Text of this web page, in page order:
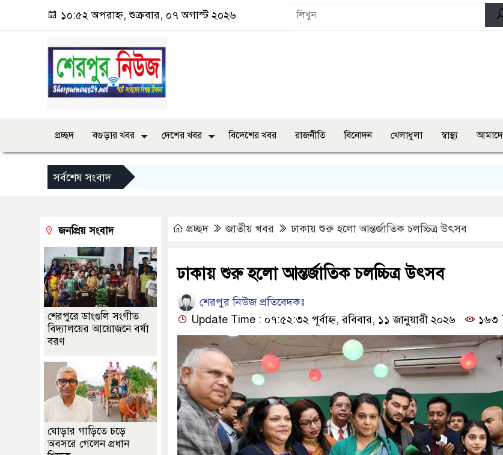
১০:৫২ অপরাহ্ন, শুক্রবার, ০৭ অগাস্ট ২০২৬
প্রচ্ছদ বগুড়ার খবর দেশের খবর বিদেশের খবর রাজনীতি বিনোদন খেলাধুলা স্বাস্থ্য
সর্বশেষ সংবাদ
প্রচ্ছদ জাতীয় খবর ঢাকায় শুরু হলো আন্তর্জাতিক চলচ্চিত্র উৎসব
ঢাকায় শুরু হলো আন্তর্জাতিক চলচ্চিত্র উৎসব
শেরপুর নিউজ প্রতিবেদকঃ
Update Time : ০৭:৫২:৩২ পূর্বাহ্ন, রবিবার, ১১ জানুয়ারী ২০২৬
১৬৩
জনপ্রিয় সংবাদ
শেরপুরে ডাংগুলি সংগীত
বিদ্যালয়ের আয়োজনে বর্ষা
বরণ
ঘোড়ার গাড়িতে চড়ে
অবসরে গেলেন প্রধান